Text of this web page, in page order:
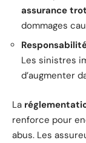
assurance
dommages
Les sinistres
d’augmenter
La
renforce pour
abus. Les